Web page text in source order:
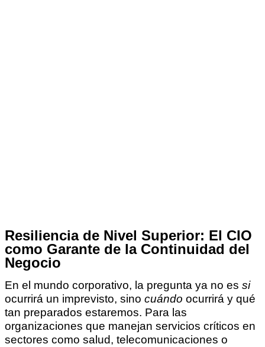
Resiliencia de Nivel Superior: El CIO
como Garante de la Continuidad del
Negocio
En el mundo corporativo, la pregunta ya no es si
ocurrirá un imprevisto, sino cuándo ocurrirá y qué
tan preparados estaremos. Para las
organizaciones que manejan servicios críticos en
sectores como salud, telecomunicaciones o